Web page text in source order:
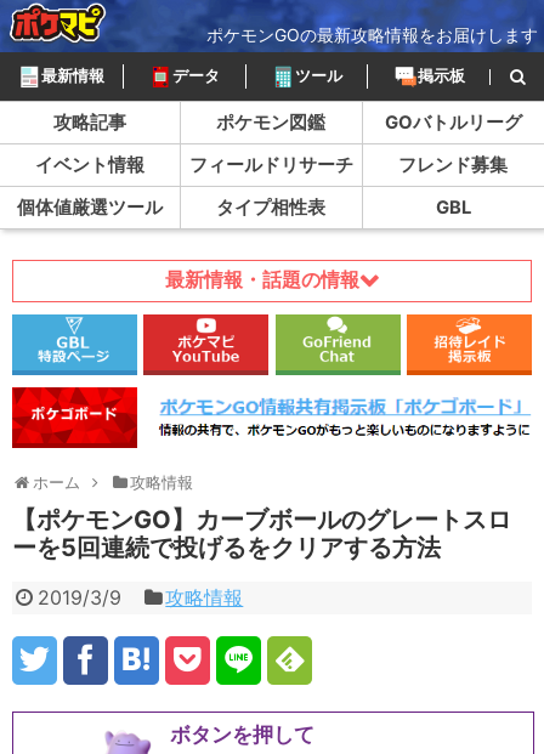
ポケモンGOの最新攻略情報をお届けします
最新情報 データ ツール 掲示板
攻略記事 ポケモン図鑑
GOバトルリーグ
イベント情報
フィールドリサーチ
フレンド募集
個体値厳選ツール
タイプ相性表 GBL
最新情報・話題の情報
ホーム 攻略情報
【ポケモンGO】カーブボールのグレートスロ
ーを5回連続で投げるをクリアする方法
2019/3/9 攻略情報
ボタンを押して